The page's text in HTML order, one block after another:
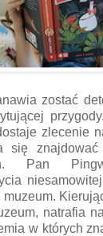
zostać
zlecenie
się
Pan
natrafia
w których